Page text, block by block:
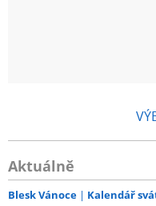
Aktuálně
Blesk Vánoce Kalendář